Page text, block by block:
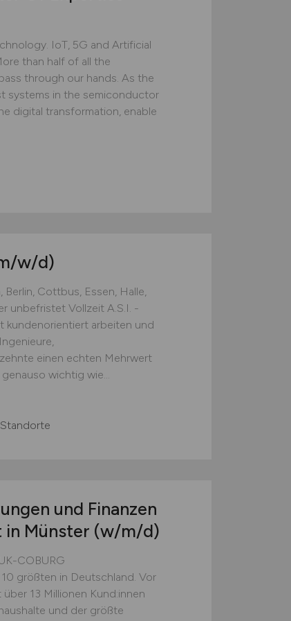
IoT, 5G and Artificial
than half of all the
through our hands. As the
systems in the semiconductor
digital transformation, enable
w/d)
Berlin, Cottbus, Essen, Halle,
unbefristet ​ Vollzeit A.S.I. -
kundenorientiert arbeiten und
einen echten Mehrwert
wichtig wie...
und Finanzen
Münster (w/m/d)
COBURG
größten in Deutschland. Vor
13 Millionen Kund:innen
und der größte